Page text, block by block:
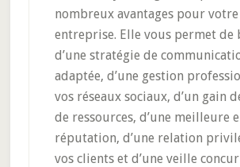
nombreux avantages pour votre
entreprise. Elle vous permet de
d’une stratégie de
adaptée, d’une gestion
vos réseaux sociaux, d’un gain
de ressources, d’une meilleure
réputation, d’une relation
vos clients et d’une veille